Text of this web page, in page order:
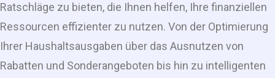
Ratschläge zu bieten, die Ihnen helfen, Ihre finanziellen
Ressourcen effizienter zu nutzen. Von der Optimierung
Ihrer Haushaltsausgaben über das Ausnutzen von
Rabatten und Sonderangeboten bis hin zu intelligenten